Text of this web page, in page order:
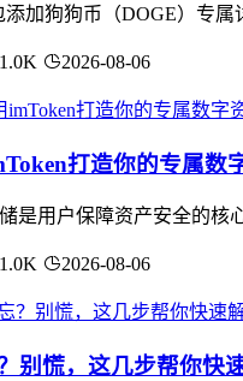
加狗狗币（DOGE）专
1.0K 2026-08-06
打造你的专属数
是用户保障资产安全的核
1.0K 2026-08-06
别慌，这几步帮你快